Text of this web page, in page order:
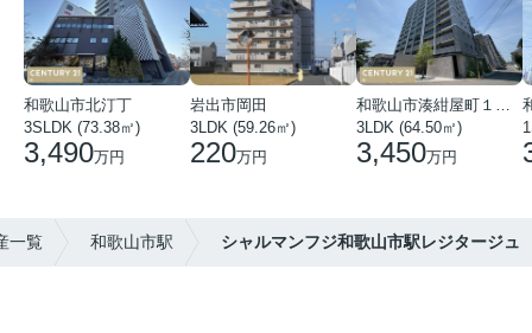
和歌山市北汀丁
3SLDK (73.38㎡)
3,490万円
岩出市岡田
3LDK (59.26㎡)
220万円
3LDK (64.50㎡)
3,450万円
一覧 和歌山市駅 シャルマンフジ和歌山市駅レジタージュ